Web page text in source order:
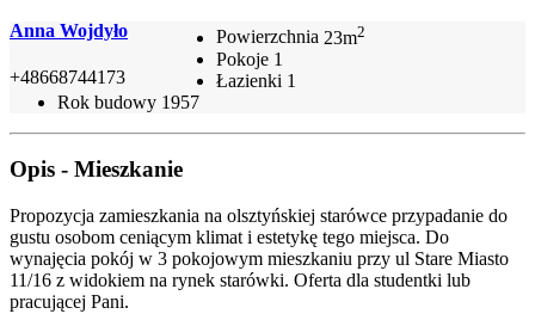
Anna Wojdyło
+48668744173
Powierzchnia 23m2
Pokoje 1
Łazienki 1
Rok budowy 1957
Opis - Mieszkanie
Propozycja zamieszkania na olsztyńskiej starówce przypadanie do
gustu osobom ceniącym klimat i estetykę tego miejsca. Do
wynajęcia pokój w 3 pokojowym mieszkaniu przy ul Stare Miasto
11/16 z widokiem na rynek starówki. Oferta dla studentki lub
pracującej Pani.